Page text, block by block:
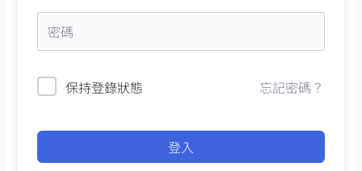
保持登錄狀態 忘記密碼？
登入